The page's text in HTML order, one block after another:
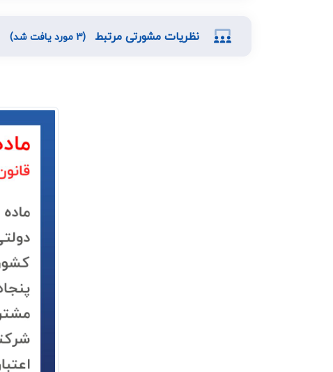
نظریات مشورتی مرتبط (3 مورد یافت شد)